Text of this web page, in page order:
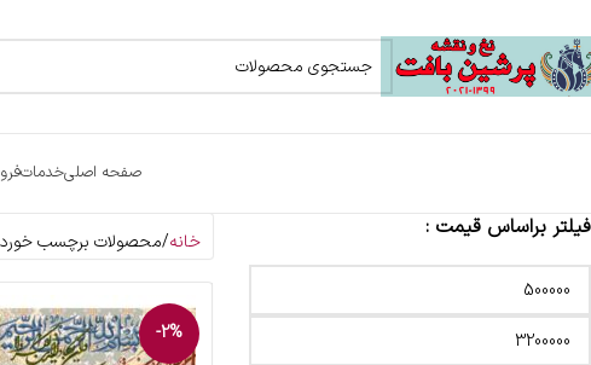
صفحه اصلیخدمات
فیلتر براساس قیمت : خانه محصولات برچسب
-2%